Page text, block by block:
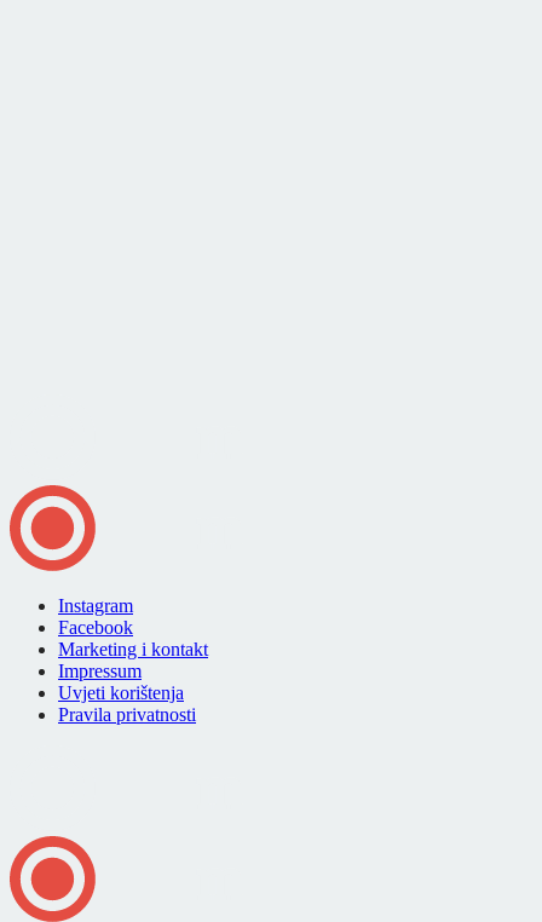
Instagram
Facebook
Marketing i kontakt
Impressum
Uvjeti korištenja
Pravila privatnosti